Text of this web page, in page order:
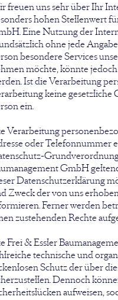
freuen uns sehr über Ihr
hohen Stellenwert
Eine Nutzung der
ohne jede
besondere Services
möchte, könnte
Ist die Verarbeitung
keine
ein.
Verarbeitung
oder Telefonnummer
GmbH
Datenschutzerklärung
Zweck der von uns
Ferner werden
zustehenden Rechte
Frei & Essler
technische und
Schutz der über
Dennoch
aufweisen,